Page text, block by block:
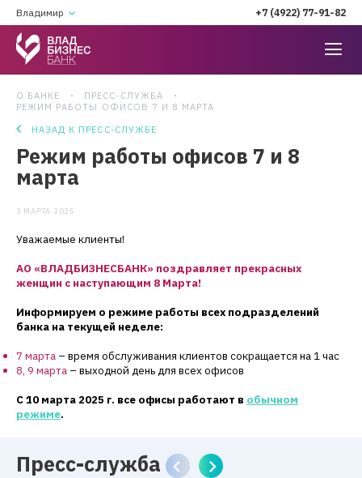
Владимир +7 (4922) 77-91-82
О БАНКЕ
ПРЕСС-СЛУЖБА
РЕЖИМ РАБОТЫ ОФИСОВ 7 И 8 МАРТА
НАЗАД К ПРЕСС-СЛУЖБЕ
Режим работы офисов 7 и 8
марта
3 МАРТА 2025
Уважаемые клиенты!
АО «ВЛАДБИЗНЕСБАНК» поздравляет прекрасных
женщин с наступающим 8 Марта!
Информируем о режиме работы всех подразделений
банка на текущей неделе:
7 марта – время обслуживания клиентов сокращается на 1 час
8, 9 марта – выходной день для всех офисов
С 10 марта 2025 г. все офисы работают в обычном
режиме.
Пресс-служба